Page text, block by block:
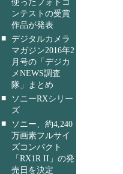
ンテストの受賞
作品が発表
■ デジタルカメラ
マガジン2016年2
月号の「デジカ
メNEWS調査
隊」まとめ
■
ソニーRXシリー
ズ
■
ソニー、約4,240
万画素フルサイ
ズコンパクト
「RX1R II」の発
売日を決定